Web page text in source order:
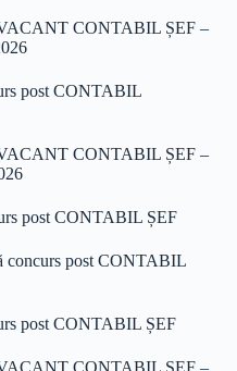
CONTABIL ȘEF –
post CONTABIL
CONTABIL ȘEF –
post CONTABIL ȘEF
concurs post CONTABIL
post CONTABIL ȘEF
CONTABIL ȘEF –